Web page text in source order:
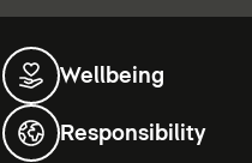
Wellbeing
Responsibility